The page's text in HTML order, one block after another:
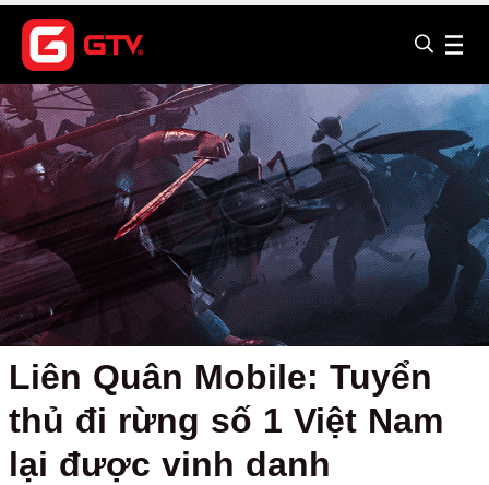
Liên Quân Mobile: Tuyển
thủ đi rừng số 1 Việt Nam
lại được vinh danh